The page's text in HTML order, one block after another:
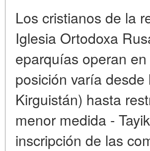
Los cristianos de la
Iglesia Ortodoxa
eparquías operan
posición varía
Kirguistán) hasta
menor medida -
inscripción de las